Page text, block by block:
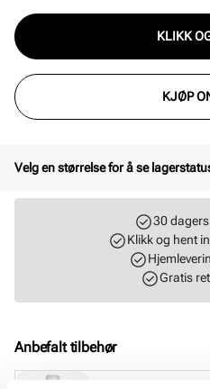
KLIKK
KJØP
Velg en størrelse for å se
30
Klikk og hent
Gratis
Anbefalt tilbehør